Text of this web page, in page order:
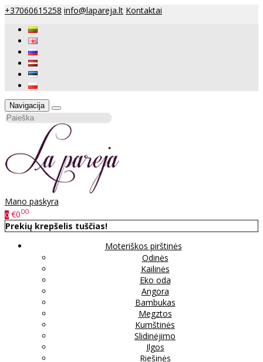
+37060615258 info@lapareja.lt Kontaktai
Navigacija
Mano paskyra
0 €000
Prekių krepšelis tuščias!
Moteriškos pirštinės
Odinės
Kailinės
Eko oda
Angora
Bambukas
Megztos
Kumštinės
Slidinėjimo
Ilgos
Riešinės